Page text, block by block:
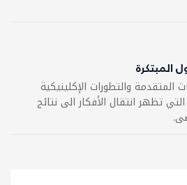
والتطورات الإكلينيكية
تظهر انتقال الأفكار الى نتائج